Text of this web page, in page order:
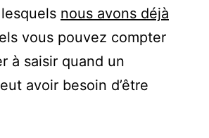
nous avons déjà
vous pouvez compter
à saisir quand un
avoir besoin d’être